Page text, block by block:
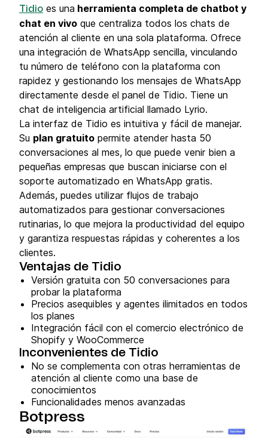
Tidio es una herramienta completa de chatbot y
chat en vivo que centraliza todos los chats de
atención al cliente en una sola plataforma. Ofrece
una integración de WhatsApp sencilla, vinculando
tu número de teléfono con la plataforma con
rapidez y gestionando los mensajes de WhatsApp
directamente desde el panel de Tidio. Tiene un
chat de inteligencia artificial llamado Lyrio.
La interfaz de Tidio es intuitiva y fácil de manejar.
Su plan gratuito permite atender hasta 50
conversaciones al mes, lo que puede venir bien a
pequeñas empresas que buscan iniciarse con el
soporte automatizado en WhatsApp gratis.
Además, puedes utilizar flujos de trabajo
automatizados para gestionar conversaciones
rutinarias, lo que mejora la productividad del equipo
y garantiza respuestas rápidas y coherentes a los
clientes.
Ventajas de Tidio
Versión gratuita con 50 conversaciones para
probar la plataforma
Precios asequibles y agentes ilimitados en todos
los planes
Integración fácil con el comercio electrónico de
Shopify y WooCommerce
Inconvenientes de Tidio
No se complementa con otras herramientas de
atención al cliente como una base de
conocimientos
Funcionalidades menos avanzadas
Botpress